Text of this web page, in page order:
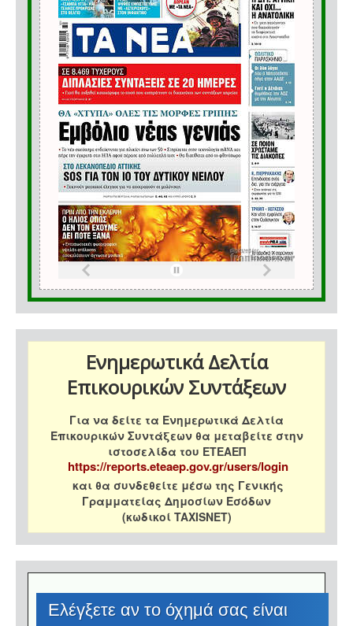
Ενημερωτικά Δελτία
Επικουρικών Συντάξεων
Για να δείτε τα Ενημερωτικά Δελτία
Επικουρικών Συντάξεων θα μεταβείτε στην
ιστοσελίδα του ΕΤΕΑΕΠ
https://reports.eteaep.gov.gr/users/login
και θα συνδεθείτε μέσω της Γενικής
Γραμματείας Δημοσίων Εσόδων
(κωδικοί TAXISNET)
Eλέγξετε αν το όχημά σας είναι